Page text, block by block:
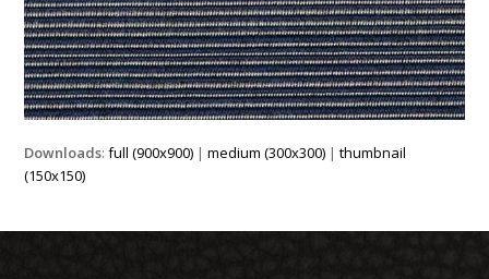
Downloads:full (900x900) |medium (300x300) |thumbnail
(150x150)